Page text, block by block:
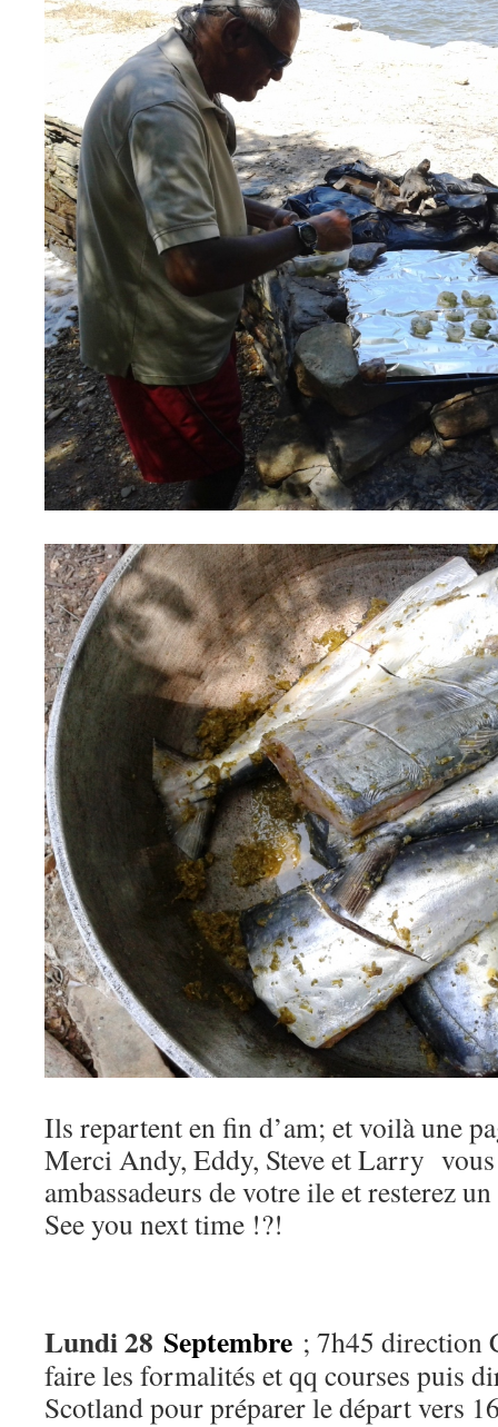
Ils repartent en fin d’am; et voilà une
Merci Andy, Eddy, Steve et Larry vous
ambassadeurs de votre ile et resterez
See you next time !?!
Lundi 28 Septembre ; 7h45 direction
faire les formalités et qq courses puis
Scotland pour préparer le départ vers